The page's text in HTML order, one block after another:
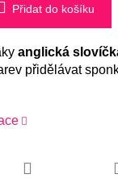
Přidat do košíku
anglická
přidělávat